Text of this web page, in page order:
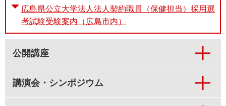
広島県公立大学法人法人契約職員（保健担当）採用選
考試験受験案内（広島市内）
公開講座
講演会・シンポジウム